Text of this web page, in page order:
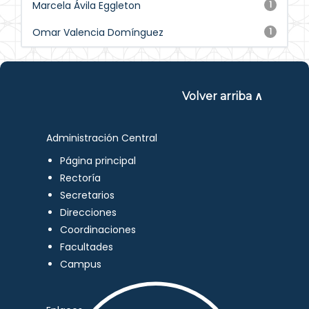
1
Marcela Ávila Eggleton
1
Omar Valencia Domínguez
Volver arriba ∧
Administración Central
Página principal
Rectoría
Secretarios
Direcciones
Coordinaciones
Facultades
Campus